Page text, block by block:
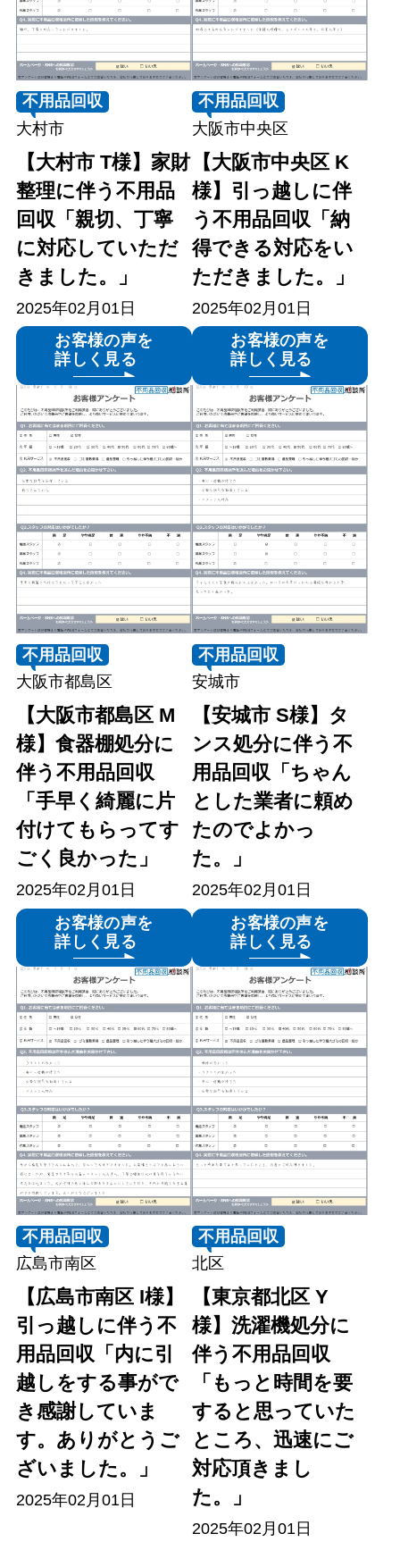
不用品回収
大村市
【大村市 T様】家財
整理に伴う不用品
回収「親切、丁寧
に対応していただ
きました。」
2025年02月01日
お客様の声を
詳しく見る
不用品回収
大阪市中央区
【大阪市中央区 K
様】引っ越しに伴
う不用品回収「納
得できる対応をい
ただきました。」
2025年02月01日
お客様の声を
詳しく見る
不用品回収
大阪市都島区
【大阪市都島区 M
様】食器棚処分に
伴う不用品回収
「手早く綺麗に片
付けてもらってす
ごく良かった」
2025年02月01日
お客様の声を
詳しく見る
不用品回収
安城市
【安城市 S様】タ
ンス処分に伴う不
用品回収「ちゃん
とした業者に頼め
たのでよかっ
た。」
2025年02月01日
お客様の声を
詳しく見る
不用品回収
広島市南区
【広島市南区 I様】
引っ越しに伴う不
用品回収「内に引
越しをする事がで
き感謝していま
す。ありがとうご
ざいました。」
2025年02月01日
不用品回収
北区
【東京都北区 Y
様】洗濯機処分に
伴う不用品回収
「もっと時間を要
すると思っていた
ところ、迅速にご
対応頂きまし
た。」
2025年02月01日